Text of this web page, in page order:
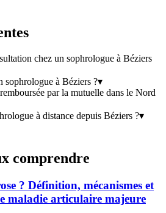
chez un sophrologue à Béziers
sophrologue à Béziers ?▾
par la mutuelle dans le Nord
à distance depuis Béziers ?▾
comprendre
? Définition, mécanismes et
maladie articulaire majeure